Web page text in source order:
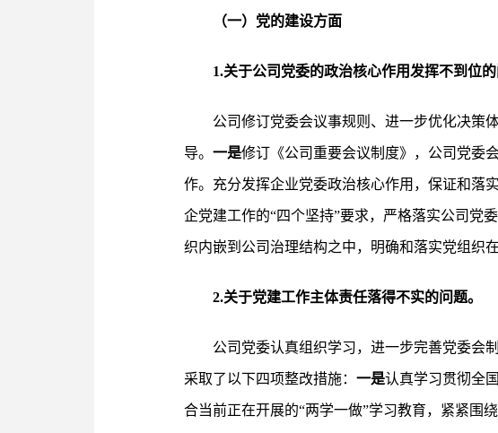
（一）党的建设方面
1.关于公司党委的政治核心作用发挥不到位的
公司修订党委会议事规则、进一步优化决策
导。 一是修订《公司重要会议制度》，公司党委
作。充分发挥企业党委政治核心作用，保证和落
企党建工作的“四个坚持”要求，严格落实公司党
织内嵌到公司治理结构之中，明确和落实党组织
2.关于党建工作主体责任落得不实的问题。
公司党委认真组织学习，进一步完善党委会
采取了以下四项整改措施： 一是认真学习贯彻全
合当前正在开展的“两学一做”学习教育，紧紧围